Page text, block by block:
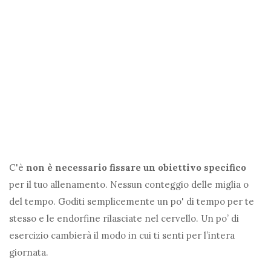
C'è non è necessario fissare un obiettivo specifico
per il tuo allenamento. Nessun conteggio delle miglia o
del tempo. Goditi semplicemente un po' di tempo per te
stesso e le endorfine rilasciate nel cervello. Un po’ di
esercizio cambierà il modo in cui ti senti per l’intera
giornata.